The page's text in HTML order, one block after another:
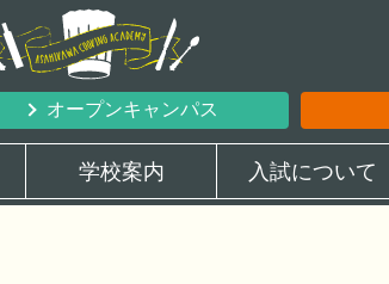
オープンキャンパス
学校案内 入試について